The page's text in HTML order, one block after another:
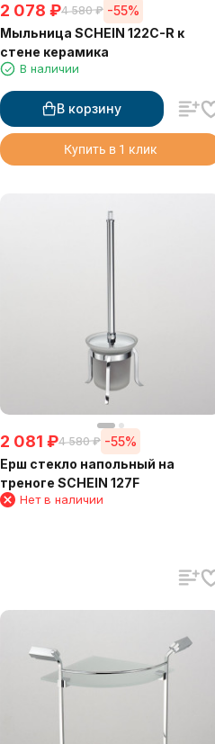
2 078 ₽4 580 ₽ -55%
Мыльница SCHEIN 122C-R к
стене керамика
В наличии
В корзину
Купить в 1 клик
2 081 ₽4 580 ₽ -55%
Ерш стекло напольный на
треноге SCHEIN 127F
Нет в наличии